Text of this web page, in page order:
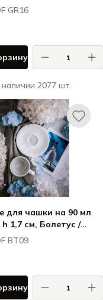
Грация /
GR16
2077 шт.
для чашки на 90 мл
h 1,7 см, Болетус /
BT09